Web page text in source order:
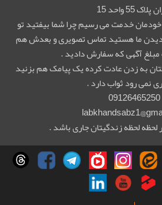
55 واحد 15
خودمان خدمت می رسیم چرا شما بیفتید تو
ما هستید تماس تصویری و بعدش هم
آگهی که سفارش دادید .
به زدن عادت کرده یک پیامک هم بزنید
نمی رود ثواب دارد .
09126465250
لحظه لحظه زندگیتان جاری باشد .